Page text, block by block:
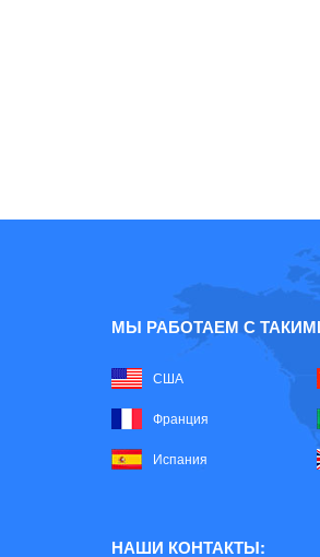
МЫ РАБОТАЕМ С
США
Франция
Испания
НАШИ КОНТАКТЫ: